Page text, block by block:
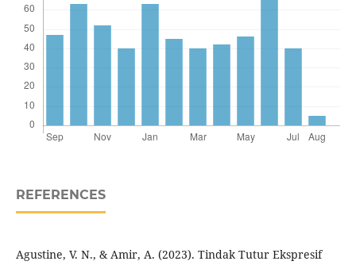
REFERENCES
Agustine, V. N., & Amir, A. (2023). Tindak Tutur Ekspresif